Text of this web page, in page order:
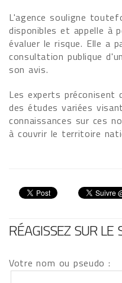
L'agence souligne
disponibles et appelle à
évaluer le risque. Elle a
consultation publique
son avis.
Les experts préconisent
des études variées
connaissances sur ces
à couvrir le territoire
RÉAGISSEZ SUR LE
Votre nom ou pseudo :